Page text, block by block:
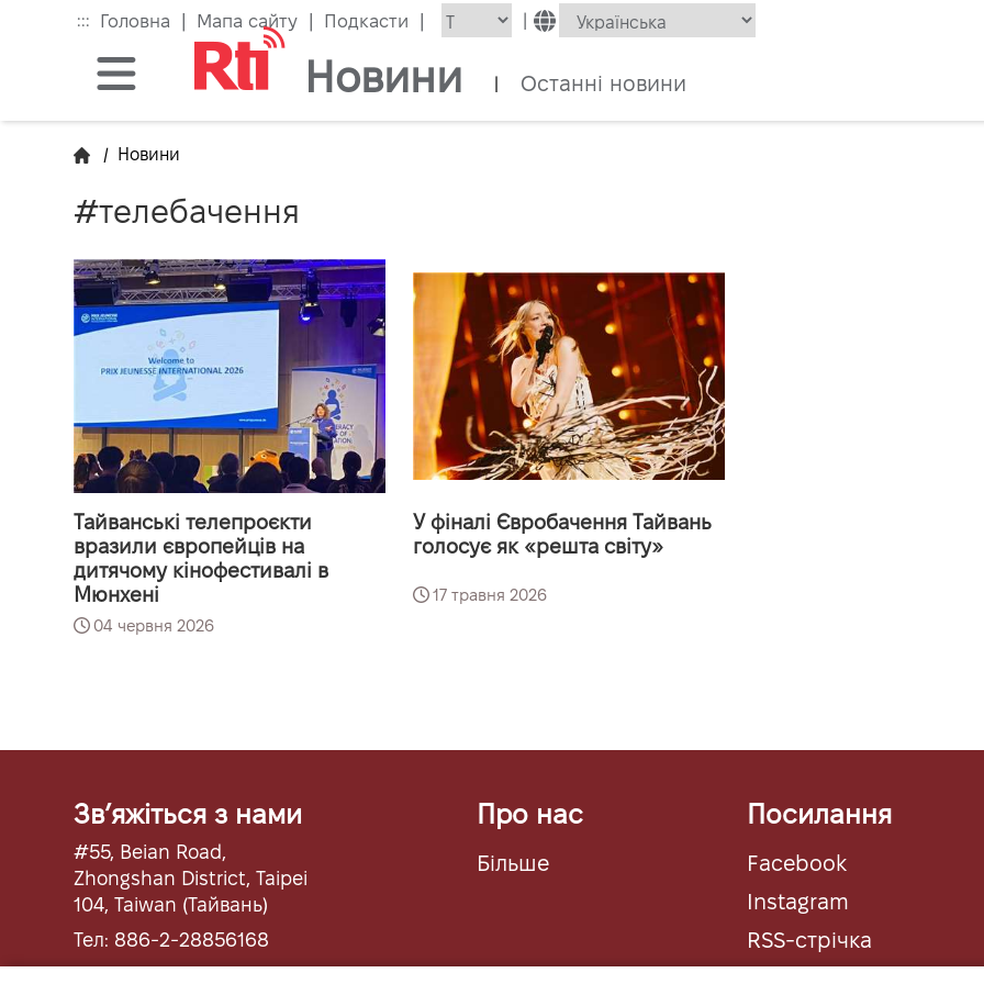
::: Головна | Мапа сайту | Подкасти | |
Новини | Останні новини
/ Новини
#телебачення
Тайванські телепроєкти
вразили європейців на
дитячому кінофестивалі в
Мюнхені
04 червня 2026
У фіналі Євробачення Тайвань
голосує як «решта світу»
17 травня 2026
Звʼяжіться з нами
#55, Beian Road,
Zhongshan District, Taipei
104, Taiwan (Тайвань)
Тел: 886-2-28856168
Про нас
Більше
Посилання
Facebook
Instagram
RSS-стрічка